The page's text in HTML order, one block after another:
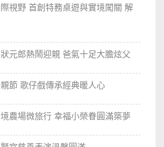
視野 首創特務桌遊與實境闖關 解
元郎熱鬧迎親 爸氣十足大膽炫父
節 歌仔戲傳承經典暖人心
農場微旅行 幸福小榮眷圓滿築夢